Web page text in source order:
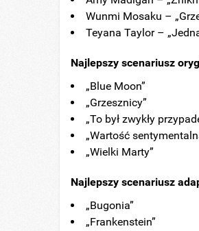
Wunmi Mosaku –
Teyana Taylor –
Najlepszy scenariusz
„Blue Moon”
„Grzesznicy”
„To był zwykły
„Wartość
„Wielki Marty”
Najlepszy scenariusz
„Bugonia”
„Frankenstein”